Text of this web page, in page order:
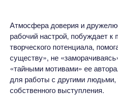
Атмосфера доверия и
рабочий настрой, побуждает
творческого потенциала,
существу», не
«тайными мотивами» ее
для работы с другими людьми,
собственного выступления.